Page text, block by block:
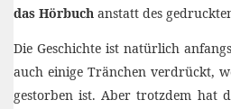
das Hörbuch anstatt des
Die Geschichte ist natürlich
auch einige Tränchen verdrückt,
gestorben ist. Aber trotzdem hat